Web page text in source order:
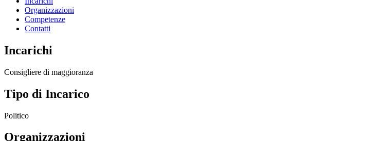
Organizzazioni
Competenze
Contatti
Incarichi
Consigliere di maggioranza
Tipo di Incarico
Politico
Organizzazioni